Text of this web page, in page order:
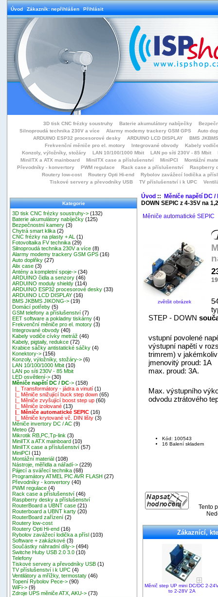
Úvod Zákazník: nepřihlášen Přihlásit
3D tisk CNC frézky soustruhy Baterie akumulátory nabíječky
Silnoproudá technika 230V a více
Alarmy modemy trackery GSM GPS
Auto
ARDUINO ESP32 procesorové desky
ARDUINO LCD DISPLAY
BMS
Frekvenční měniče pro el. motory
Integrované obvody
Kabely
Konzoly, výložníky, stožáry
LAN 10/100/1000 Mbit LAN po síti 230V - 85 Mbit
MiniITX a ATX mainboard
MiniITX case a příslušenství MiniPCI
Montážní
Převodníky - konvertory
PWM regulace Rack case a příslušenství
Raspberry
Routery low-cost
Routery Opti Hi-end
Rybolov zavážecí lodička a přísl
Tiskové servery a převodníky USB
TV příslušenství i k UPC
Kategorie
3D tisk CNC frézky soustruhy-> (132)
Baterie akumulátory nabíječky (125)
Bezpečnostní kamery (3)
Chytrá smart klika (2)
CNC frézky na plasty + AL
(1)
Fotovoltaika FV technika (29)
Silnoproudá technika 230V a více (8)
Alarmy modemy trackery GSM GPS (16)
Auto doplňky (27)
Alix case (3)
Antény a kompletní spoje-> (34)
ARDUINO čidla a senzory (46)
ARDUINO moduly shieldy (114)
ARDUINO ESP32 procesorové desky (33)
ARDUINO LCD DISPLAY (16)
BMS JKBMS JIKONG-> (19)
Domácí potřeby (5)
GSM telefony a příslušenství (7)
EET software a pokladny tiskárny (4)
Frekvenční měniče pro el. motory (3)
Integrované obvody (40)
Kabely vodiče cívky metráž (46)
Kabely, pigtaily, redukce (72)
Krabice sáčky antistatické sáčky (4)
Konektory-> (156)
Konzoly, výložníky, stožáry-> (6)
LAN 10/100/1000 Mbit (10)
LAN po síti 230V - 85 Mbit
LED osvětlení-> (30)
Měniče napětí DC / DC-> (158)
|_ Transformátory - jádra a vinutí (1)
|_ Měniče snižující buck step down (65)
|_ Měniče zvyšující boost step up (60)
|_ Měniče izolované (13)
|_ Měniče automatické SEPIC (16)
|_ Měniče krytované vč. DIN lišty (3)
Měniče invertory DC / AC (9)
Meteo (2)
Mikrotik RB,PC,Tp-link (3)
MiniITX a ATX mainboard (10)
MiniITX case a příslušenství (57)
MiniPCI (11)
Montážní materiál (108)
Nástroje, měřidla a nářadí-> (229)
Pájecí a svářecí technika (68)
Programátory ATMEL PIC AVR FLASH (27)
Převodníky - konvertory (40)
PWM regulace (4)
Rack case a příslušenství (46)
Raspberry desky a příslušenství
RouterBoard a UBNT case (21)
Routerboard a UBNT karty (20)
RouterBoard zařízení (2)
Routery low-cost
Routery Opti Hi-end (16)
Rybolov zavážecí lodička a přísl (103)
Software + zakázkové (3)
Součástky náhradní díly-> (494)
Switche Huby USB 2.0 3.0 (10)
Telefony
Tiskové servery a převodníky USB (1)
TV příslušenství i k UPC (4)
Ventilátory a mřížky, termostaty (46)
Topení Rybolov Pece-> (90)
WiFi-> (9)
Zdroje UPS měniče ATX, AKU-> (73)
Úvod:: Měniče napětí DC /
DOWN SEPIC z 4-35V na
Měniče automatické SEPIC
zvětšit obrázek
STEP - DOWN
vstupní povolené
výstupní napětí v
trimrem) v
jmenovitý proud: 1A
max. proud: 3A.
Max. výstupního
odvodu ztrátového
Kód: 100543
16 Balení skladem
Tento
Zákaznící,
Měnič step UP mini DC/DC 2-
to 2-28V 2A